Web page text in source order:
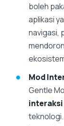
boleh
aplikasi
navigasi,
Mod
Gentle
interaksi